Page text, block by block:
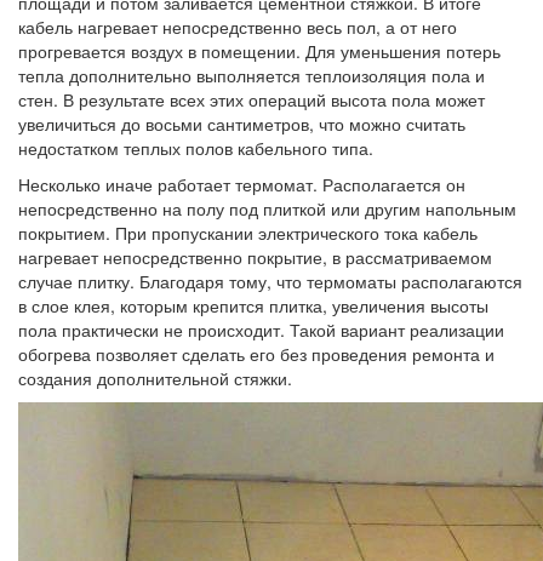
кабель нагревает непосредственно весь пол, а от него
прогревается воздух в помещении. Для уменьшения потерь
тепла дополнительно выполняется теплоизоляция пола и
стен. В результате всех этих операций высота пола может
увеличиться до восьми сантиметров, что можно считать
недостатком теплых полов кабельного типа.
Несколько иначе работает термомат. Располагается он
непосредственно на полу под плиткой или другим напольным
покрытием. При пропускании электрического тока кабель
нагревает непосредственно покрытие, в рассматриваемом
случае плитку. Благодаря тому, что термоматы располагаются
в слое клея, которым крепится плитка, увеличения высоты
пола практически не происходит. Такой вариант реализации
обогрева позволяет сделать его без проведения ремонта и
создания дополнительной стяжки.